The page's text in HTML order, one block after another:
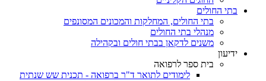
בתי החולים
בתי החולים, המחלקות והמכונים המסונפים
מנהלי בתי החולים
משנים לדקאן בבתי חולים ובקהילה
ידיעון
בית ספר לרפואה
לימודים לתואר ד"ר ברפואה - תכנית שש שנתית